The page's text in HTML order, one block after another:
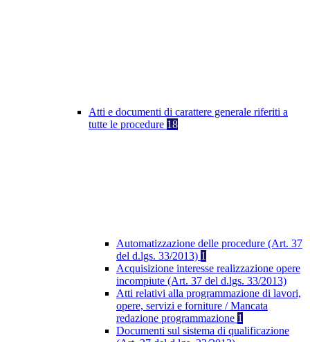
Atti e documenti di carattere generale riferiti a
tutte le procedure 18
Automatizzazione delle procedure (Art. 37
del d.lgs. 33/2013) 1
Acquisizione interesse realizzazione opere
incompiute (Art. 37 del d.lgs. 33/2013)
Atti relativi alla programmazione di lavori,
opere, servizi e forniture / Mancata
redazione programmazione 1
Documenti sul sistema di qualificazione